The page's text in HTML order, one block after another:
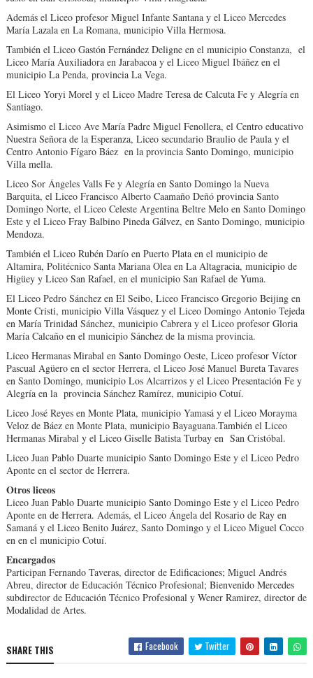
Además el Liceo profesor Miguel Infante Santana y el Liceo Mercedes
María Lazala en La Romana, municipio Villa Hermosa.
También el Liceo Gastón Fernández Deligne en el municipio Constanza, el
Liceo María Auxiliadora en Jarabacoa y el Liceo Miguel Ibáñez en el
municipio La Penda, provincia La Vega.
El Liceo Yoryi Morel y el Liceo Madre Teresa de Calcuta Fe y Alegría en
Santiago.
Asimismo el Liceo Ave María Padre Miguel Fenollera, el Centro educativo
Nuestra Señora de la Esperanza, Liceo secundario Braulio de Paula y el
Centro Antonio Fígaro Báez en la provincia Santo Domingo, municipio
Villa mella.
Liceo Sor Ángeles Valls Fe y Alegría en Santo Domingo la Nueva
Barquita, el Liceo Francisco Alberto Caamaño Deñó provincia Santo
Domingo Norte, el Liceo Celeste Argentina Beltre Melo en Santo Domingo
Este y el Liceo Fray Balbino Pineda Gálvez, en Santo Domingo, municipio
Mendoza.
También el Liceo Rubén Darío en Puerto Plata en el municipio de
Altamira, Politécnico Santa Mariana Olea en La Altagracia, municipio de
Higüey y Liceo San Rafael, en el municipio San Rafael de Yuma.
El Liceo Pedro Sánchez en El Seibo, Liceo Francisco Gregorio Beijing en
Monte Cristi, municipio Villa Vásquez y el Liceo Domingo Antonio Tejeda
en María Trinidad Sánchez, municipio Cabrera y el Liceo profesor Gloria
María Calcaño en el municipio Sánchez de la misma provincia.
Liceo Hermanas Mirabal en Santo Domingo Oeste, Liceo profesor Víctor
Pascual Agüero en el sector Herrera, el Liceo José Manuel Bureta Tavares
en Santo Domingo, municipio Los Alcarrizos y el Liceo Presentación Fe y
Alegría en la provincia Sánchez Ramírez, municipio Cotuí.
Liceo José Reyes en Monte Plata, municipio Yamasá y el Liceo Morayma
Veloz de Báez en Monte Plata, municipio Bayaguana.También el Liceo
Hermanas Mirabal y el Liceo Giselle Batista Turbay en San Cristóbal.
Liceo Juan Pablo Duarte municipio Santo Domingo Este y el Liceo Pedro
Aponte en el sector de Herrera.
Otros liceos
Liceo Juan Pablo Duarte municipio Santo Domingo Este y el Liceo Pedro
Aponte en de Herrera. Además, el Liceo Ángela del Rosario de Ray en
Samaná y el Liceo Benito Juárez, Santo Domingo y el Liceo Miguel Cocco
en en el municipio Cotuí.
Encargados
Participan Fernando Taveras, director de Edificaciones; Miguel Andrés
Abreu, director de Educación Técnico Profesional; Bienvenido Mercedes
subdirector de Educación Técnico Profesional y Wener Ramirez, director de
Modalidad de Artes.
SHARE THIS Facebook Twitter